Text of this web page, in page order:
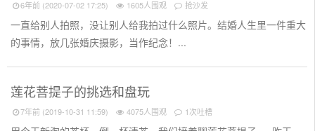
6年前 (2020-07-02 17:25) 1605人围观 抢沙发
一直给别人拍照，没让别人给我拍过什么照片。结婚人生里一件重大
的事情，放几张婚庆摄影，当作纪念！...
莲花菩提子的挑选和盘玩
7年前 (2019-10-31 11:59) 4075人围观 1次吐槽